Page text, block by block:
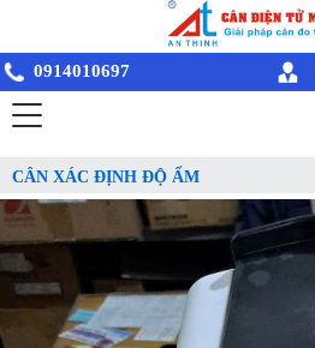
0914010697
CÂN XÁC ĐỊNH ĐỘ ẨM